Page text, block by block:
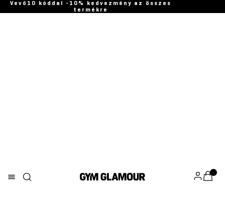
Vevő10 kóddal -10% kedvezmény az összes
termékre